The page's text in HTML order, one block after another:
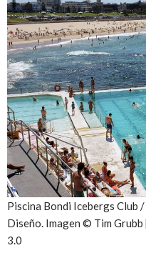
Piscina Bondi Icebergs Club
Diseño. Imagen © Tim
3.0